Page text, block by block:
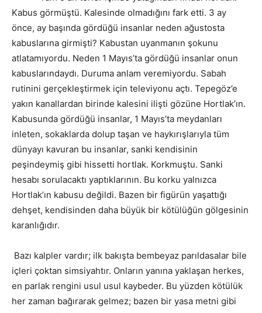
Kabus görmüştü. Kalesinde olmadığını fark etti. 3 ay
önce, ay başında gördüğü insanlar neden ağustosta
kabuslarına girmişti? Kabustan uyanmanın şokunu
atlatamıyordu. Neden 1 Mayıs’ta gördüğü insanlar onun
kabuslarındaydı. Duruma anlam veremiyordu. Sabah
rutinini gerçekleştirmek için televiyonu açtı. Tepegöz’e
yakın kanallardan birinde kalesini ilişti gözüne Hortlak’ın.
Kabusunda gördüğü insanlar, 1 Mayıs’ta meydanları
inleten, sokaklarda dolup taşan ve haykırışlarıyla tüm
dünyayı kavuran bu insanlar, sanki kendisinin
peşindeymiş gibi hissetti hortlak. Korkmuştu. Sanki
hesabı sorulacaktı yaptıklarının. Bu korku yalnızca
Hortlak’ın kabusu değildi. Bazen bir figürün yaşattığı
dehşet, kendisinden daha büyük bir kötülüğün gölgesinin
karanlığıdır.
Bazı kalpler vardır; ilk bakışta bembeyaz parıldasalar bile
içleri çoktan simsiyahtır. Onların yanına yaklaşan herkes,
en parlak rengini usul usul kaybeder. Bu yüzden kötülük
her zaman bağırarak gelmez; bazen bir yasa metni gibi